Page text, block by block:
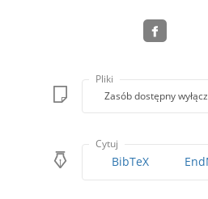
Pliki
Zasób dostępny
Cytuj
BibTeX